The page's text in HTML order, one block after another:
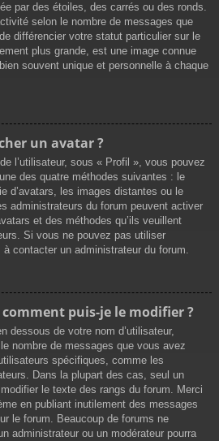
par des étoiles, des carrés ou des ronds.
selon le nombre de messages que
différencier votre statut particulier sur le
plus grande, est une image connue
souvent unique et personnelle à chaque
un avatar ?
l’utilisateur, sous « Profil », vous pouvez
des quatre méthodes suivantes : le
d’avatars, les images distantes ou le
administrateurs du forum peuvent activer
et des méthodes qu’ils veuillent
Si vous ne pouvez pas utiliser
contacter un administrateur du forum.
puis-je le modifier ?
dessous de votre nom d’utilisateur,
nombre de messages que vous avez
spécifiques, comme les
Dans la plupart des cas, seul un
le texte des rangs du forum. Merci
en publiant inutilement des messages
le forum. Beaucoup de forums ne
administrateur ou un modérateur pourra